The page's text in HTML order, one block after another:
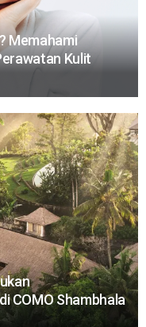
Memahami
Kulit
COMO Shambhala